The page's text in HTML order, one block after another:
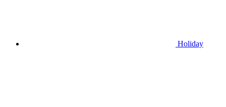
Holiday